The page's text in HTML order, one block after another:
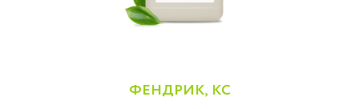
ФЕНДРИК, КС